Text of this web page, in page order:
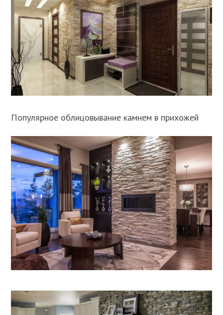
Популярное облицовывание камнем в прихожей